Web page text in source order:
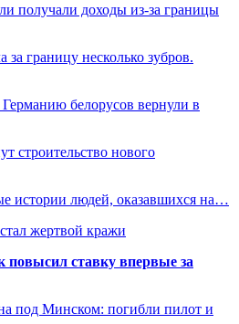
получали доходы из-за границы
границу несколько зубров.
белорусов вернули в
строительство нового
истории людей, оказавшихся на…
жертвой кражи
повысил ставку впервые за
под Минском: погибли пилот и